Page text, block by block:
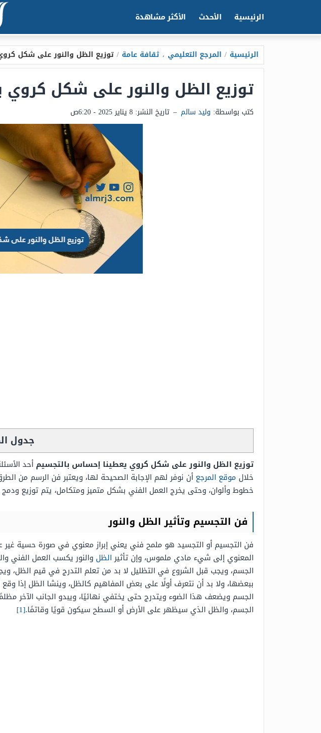
الرئيسية الأحدث الأكثر مشاهدة
الرئيسية / المرجع التعليمي ، ثقافة عامة / توزيع الظل والنور على شكل
توزيع الظل والنور على شكل
كتب بواسطة: وليد سالم – تاريخ النشر: 8 يناير 2025 - 6:20ص
جدول
توزيع الظل والنور على شكل كروي يعطينا إحساس بالتجسيم أحد
خلال موقع المرجع أن نوفر لهم الإجابة الصحيحة لها، ويعتبر فن الرسم من
خطوط وألوان، وحتى يخرج العمل الفني بشكل متميز ومتكامل، يتم توزيع
فن التجسيم وتأثير الظل والنور
فن التجسيم أو التجسيد هو ملمح فني يعني إبراز معنوي في صورة حسية غير
المعنوي إلى شيء مادي ملموس، وإن تأثيرالظل والنور يكسب العمل الفني
الجسم، ويجب قبل الشروع في التظليل لا بد من تعلم التدرج في قيم
ببعضها، ولا بد أن نتعرف أولًا على بعض المفاهيم كالظل، وينشا الظل إذا
الجسم ويضعف هذا الضوء ويتدرج حتى يختفي نهائيًا، ويبدو الجانب الآخر
الجسم، والظل الذي سيظهر على الأرض أو السطح سيكون قويًا وقاتمًا.[1]